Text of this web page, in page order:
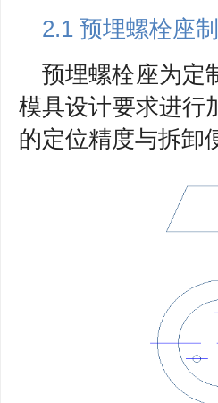
2.1 预埋螺栓座
预埋螺栓座为定
模具设计要求进行
的定位精度与拆卸